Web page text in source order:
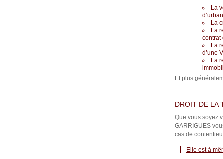
La
La
La
contrat
La
d’une
La
Et plus
DROIT DE LA
Que vous soyez
GARRIGUES
cas de
Elle est à